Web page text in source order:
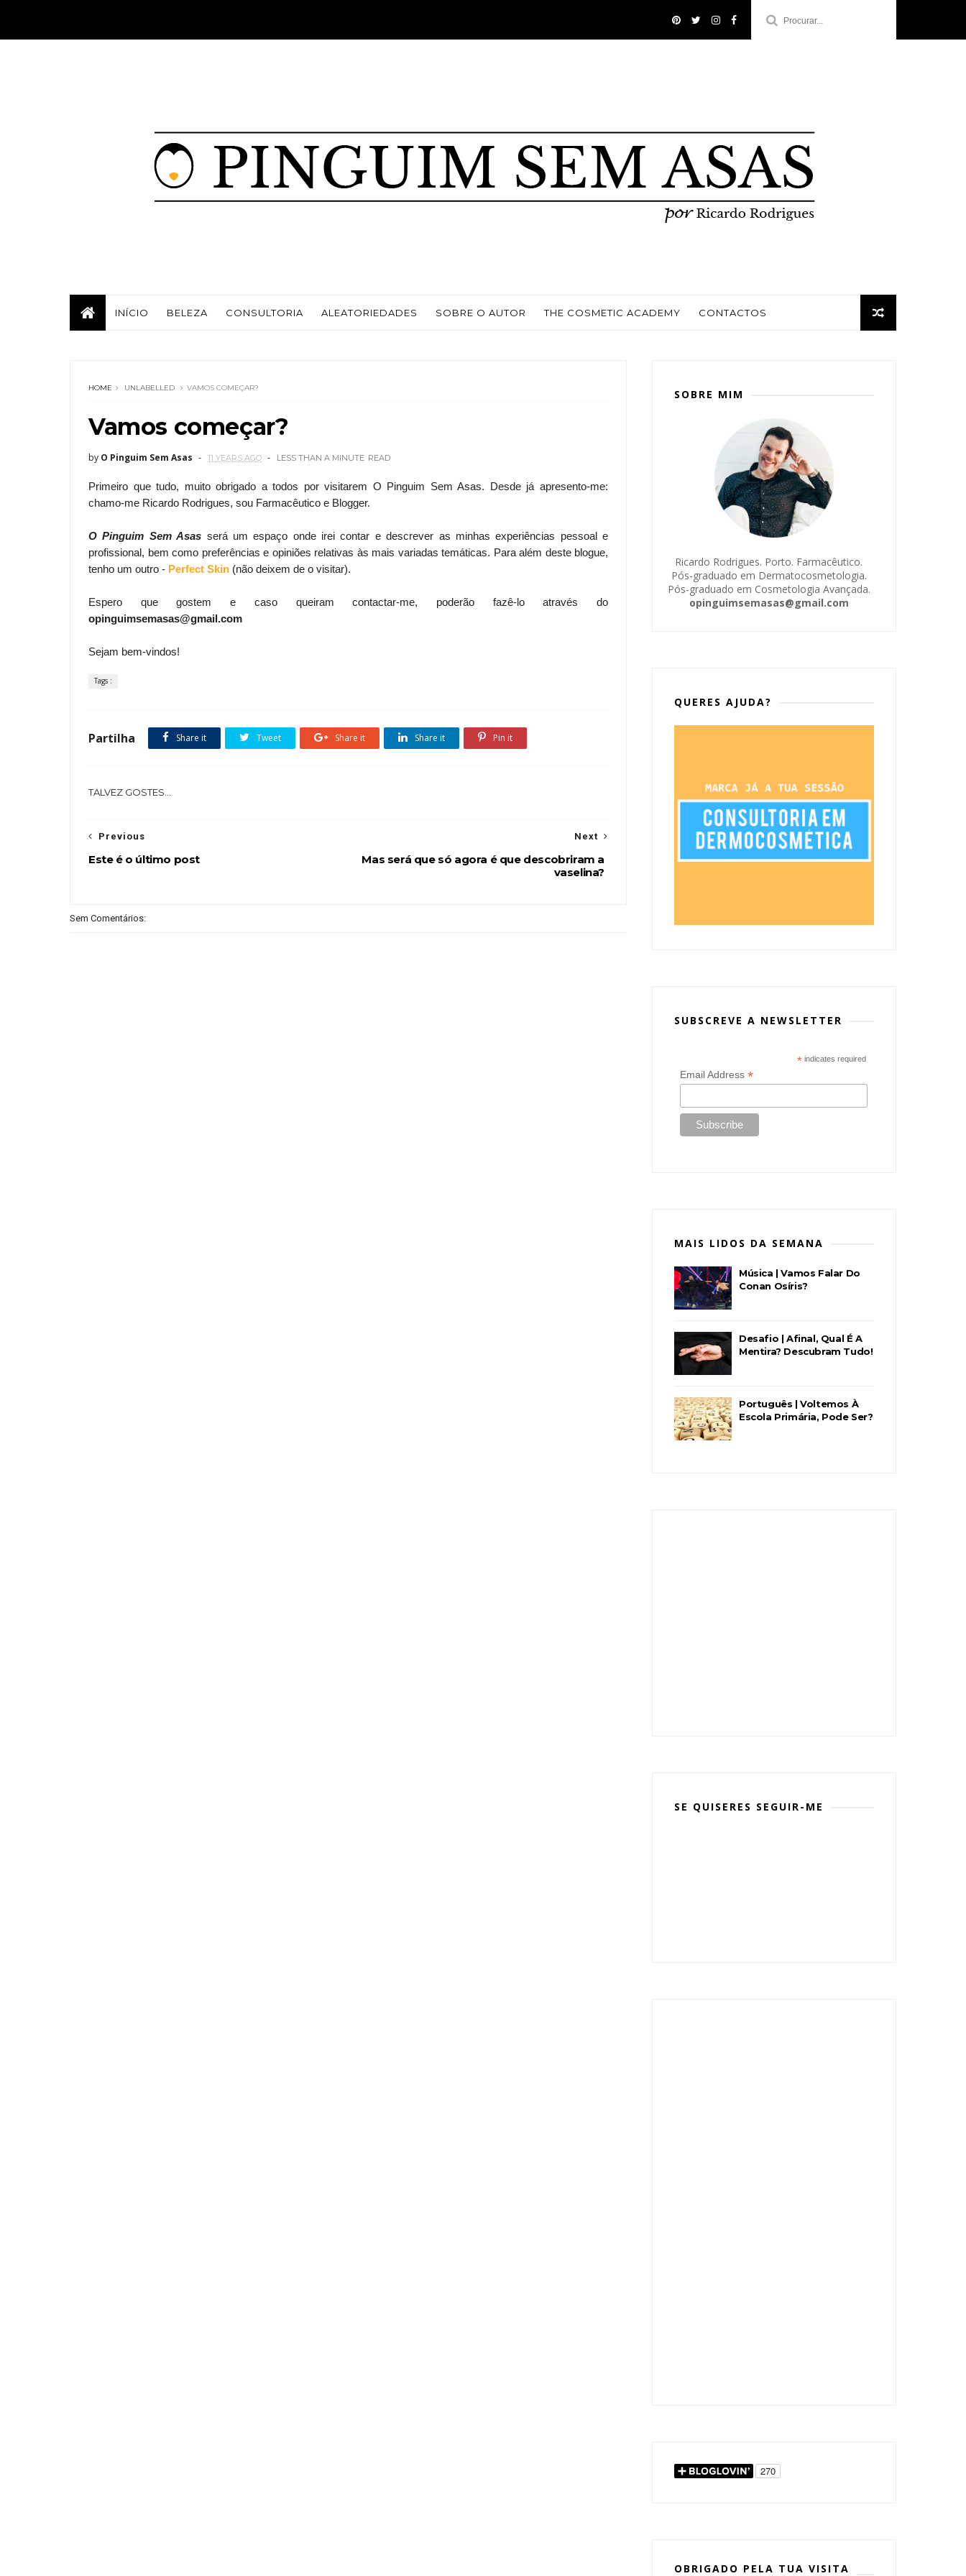
INÍCIO BELEZA CONSULTORIA ALEATORIEDADES SOBRE O AUTOR THE COSMETIC ACADEMY CONTACTOS
HOME UNLABELLED VAMOS COMEÇAR?
Vamos começar?
by O Pinguim Sem Asas 11 YEARS AGO LESS THAN A MINUTE READ
Primeiro que tudo, muito obrigado a todos por visitarem O Pinguim Sem Asas. Desde já apresento-me:
chamo-me Ricardo Rodrigues, sou Farmacêutico e Blogger.
O Pinguim Sem Asas será um espaço onde irei contar e descrever as minhas experiências pessoal e
profissional, bem como preferências e opiniões relativas às mais variadas temáticas. Para além deste blogue,
tenho um outro - Perfect Skin (não deixem de o visitar).
Espero que gostem e caso queiram contactar-me, poderão fazê-lo através do
opinguimsemasas@gmail.com
Sejam bem-vindos!
Tags :
Partilha Share it Tweet Share it Share it Pin it
TALVEZ GOSTES...
Next
Mas será que só agora é que descobriram a
vaselina?
Previous
Este é o último post
Sem Comentários:
SOBRE MIM
Ricardo Rodrigues. Porto. Farmacêutico.
Pós-graduado em Dermatocosmetologia.
Pós-graduado em Cosmetologia Avançada.
opinguimsemasas@gmail.com
QUERES AJUDA?
SUBSCREVE A NEWSLETTER
* indicates required
Email Address*
MAIS LIDOS DA SEMANA
Música | Vamos Falar Do
Conan Osíris?
Desafio | Afinal, Qual É A
Mentira? Descubram Tudo!
Português | Voltemos À
Escola Primária, Pode Ser?
SE QUISERES SEGUIR-ME
OBRIGADO PELA TUA VISITA